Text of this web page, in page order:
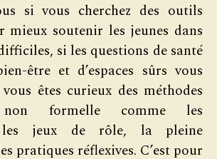
si vous cherchez des outils
mieux soutenir les jeunes dans
si les questions de santé
être et d’espaces sûrs vous
êtes curieux des méthodes
non formelle comme les
les jeux de rôle, la pleine
pratiques réflexives. C’est pour